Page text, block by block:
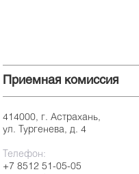
Приемная комиссия
414000, г. Астрахань,
ул. Тургенева, д. 4
Телефон:
+7 8512 51-05-05